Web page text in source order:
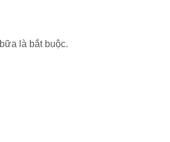
là bắt buộc.